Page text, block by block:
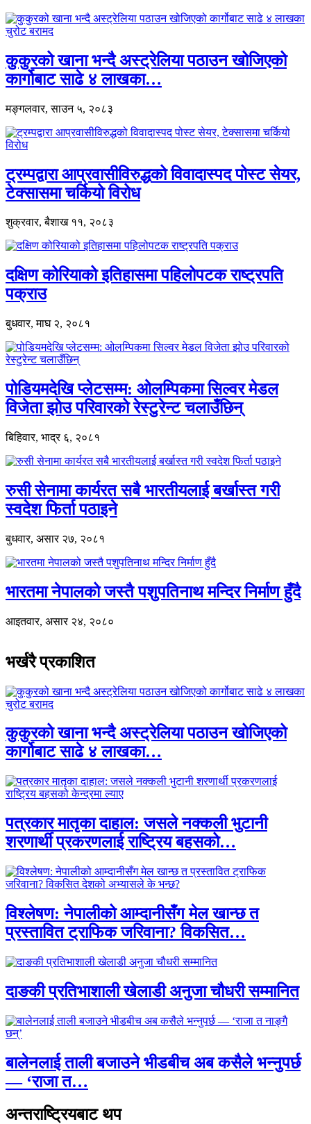
कुकुरको खाना भन्दै अस्ट्रेलिया पठाउन खोजिएको
कार्गोबाट साढे ४ लाखका…
मङ्गलवार, साउन ५, २०८३
ट्रम्पद्वारा आप्रवासीविरुद्धको विवादास्पद पोस्ट सेयर,
टेक्सासमा चर्कियो विरोध
शुक्रवार, बैशाख ११, २०८३
दक्षिण कोरियाको इतिहासमा पहिलोपटक राष्ट्रपति
पक्राउ
बुधवार, माघ २, २०८१
पोडियमदेखि प्लेटसम्म: ओलम्पिकमा सिल्वर मेडल
विजेता झोउ परिवारको रेस्टुरेन्ट चलाउँछिन्
बिहिवार, भाद्र ६, २०८१
रुसी सेनामा कार्यरत सबै भारतीयलाई बर्खास्त गरी
स्वदेश फिर्ता पठाइने
बुधवार, असार २७, २०८१
भारतमा नेपालको जस्तै पशुपतिनाथ मन्दिर निर्माण हुँदै
आइतवार, असार २४, २०८०
भर्खरै प्रकाशित
कुकुरको खाना भन्दै अस्ट्रेलिया पठाउन खोजिएको
कार्गोबाट साढे ४ लाखका…
पत्रकार मातृका दाहाल: जसले नक्कली भुटानी
शरणार्थी प्रकरणलाई राष्ट्रिय बहसको…
विश्लेषण: नेपालीको आम्दानीसँग मेल खान्छ त
प्रस्तावित ट्राफिक जरिवाना? विकसित…
दाङकी प्रतिभाशाली खेलाडी अनुजा चौधरी सम्मानित
बालेनलाई ताली बजाउने भीडबीच अब कसैले भन्नुपर्छ
— ‘राजा त…
अन्तराष्ट्रियबाट थप